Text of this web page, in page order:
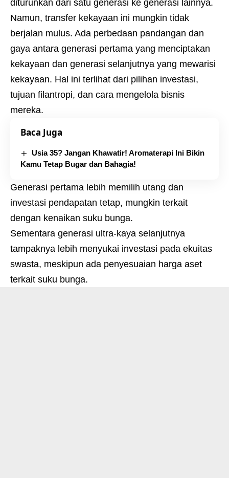
diturunkan dari satu generasi ke generasi lainnya.
Namun, transfer kekayaan ini mungkin tidak
berjalan mulus. Ada perbedaan pandangan dan
gaya antara generasi pertama yang menciptakan
kekayaan dan generasi selanjutnya yang mewarisi
kekayaan. Hal ini terlihat dari pilihan investasi,
tujuan filantropi, dan cara mengelola bisnis
mereka.
Baca Juga
Usia 35? Jangan Khawatir! Aromaterapi Ini Bikin
Kamu Tetap Bugar dan Bahagia!
Generasi pertama lebih memilih utang dan
investasi pendapatan tetap, mungkin terkait
dengan kenaikan suku bunga.
Sementara generasi ultra-kaya selanjutnya
tampaknya lebih menyukai investasi pada ekuitas
swasta, meskipun ada penyesuaian harga aset
terkait suku bunga.